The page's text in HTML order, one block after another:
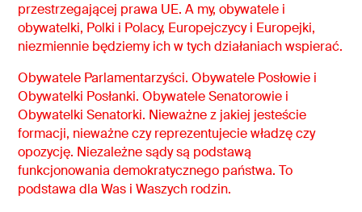
przestrzegającej prawa UE. A my, obywatele i
obywatelki, Polki i Polacy, Europejczycy i Europejki,
niezmiennie będziemy ich w tych działaniach wspierać.
Obywatele Parlamentarzyści. Obywatele Posłowie i
Obywatelki Posłanki. Obywatele Senatorowie i
Obywatelki Senatorki. Nieważne z jakiej jesteście
formacji, nieważne czy reprezentujecie władzę czy
opozycję. Niezależne sądy są podstawą
funkcjonowania demokratycznego państwa. To
podstawa dla Was i Waszych rodzin.